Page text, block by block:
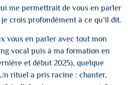
me permettrait de vous en parler
crois profondément à ce qu’il dit.
vous en parler avec tout mon
vocal puis à ma formation en
et début 2025), quelque
rituel a pris racine : chanter,